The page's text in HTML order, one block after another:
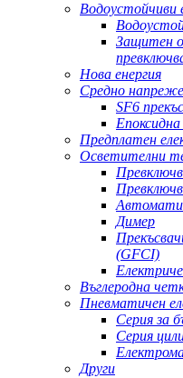
Водоустойчиви
Защитен
Нова енергия
Средно
SF6
Предплатен
Осветителни
Димер
(GFCI)
Въглеродна
Пневматичен
Серия за
Серия
Други